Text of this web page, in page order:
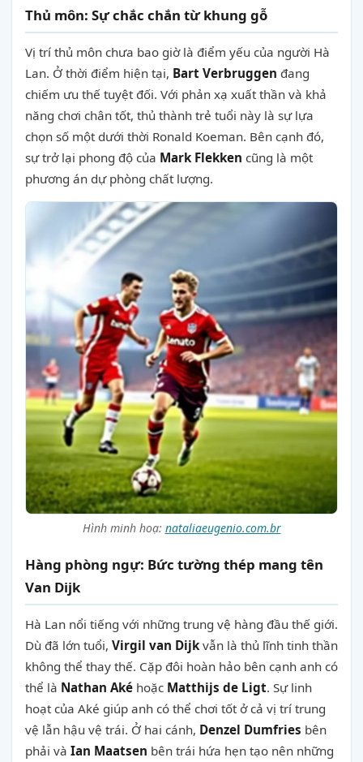
Thủ môn: Sự chắc chắn từ khung gỗ
Vị trí thủ môn chưa bao giờ là điểm yếu của người Hà
Lan. Ở thời điểm hiện tại, Bart Verbruggen đang
chiếm ưu thế tuyệt đối. Với phản xạ xuất thần và khả
năng chơi chân tốt, thủ thành trẻ tuổi này là sự lựa
chọn số một dưới thời Ronald Koeman. Bên cạnh đó,
sự trở lại phong độ của Mark Flekken cũng là một
phương án dự phòng chất lượng.
Hình minh hoạ: nataliaeugenio.com.br
Hàng phòng ngự: Bức tường thép mang tên
Van Dijk
Hà Lan nổi tiếng với những trung vệ hàng đầu thế giới.
Dù đã lớn tuổi, Virgil van Dijkvẫn là thủ lĩnh tinh thần
không thể thay thế. Cặp đôi hoàn hảo bên cạnh anh có
thể là Nathan Aké hoặc Matthijs de Ligt. Sự linh
hoạt của Aké giúp anh có thể chơi tốt ở cả vị trí trung
vệ lẫn hậu vệ trái. Ở hai cánh, Denzel Dumfries bên
phải và Ian Maatsen bên trái hứa hẹn tạo nên những